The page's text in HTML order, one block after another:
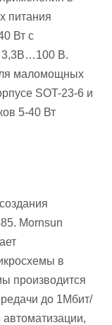
питания
Вт с
3,3В…100 В.
маломощных
SOT-23-6 и
5-40 Вт
Mornsun
в
производится
до 1Mбит/